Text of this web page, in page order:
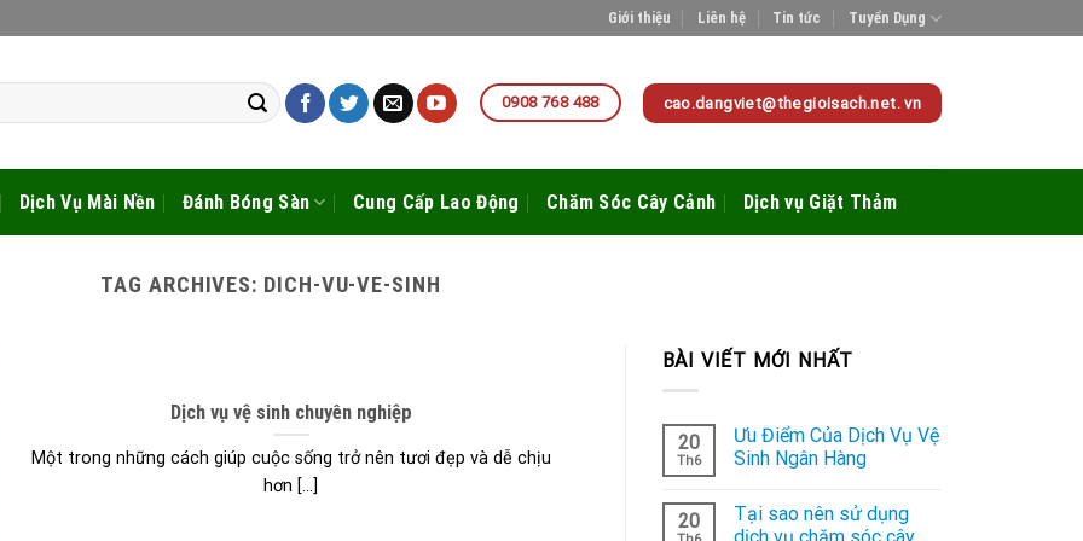
Giới thiệu Liên hệ Tin tức Tuyển Dụng
0908 768 488 cao.dangviet@thegioisach.net. vn
Dịch Vụ Mài Nền Đánh Bóng Sàn Cung Cấp Lao Động Chăm Sóc Cây Cảnh Dịch vụ Giặt Thảm
TAG ARCHIVES: DICH-VU-VE-SINH
Dịch vụ vệ sinh chuyên nghiệp
Một trong những cách giúp cuộc sống trở nên tươi đẹp và dễ chịu
hơn [...]
BÀI VIẾT MỚI NHẤT
20
Th6
Ưu Điểm Của Dịch Vụ Vệ
Sinh Ngân Hàng
20
Tại sao nên sử dụng